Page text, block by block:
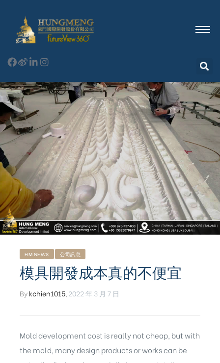
HM NEWS 公司訊息
模具開發成本真的不便宜
Bykchien1015 2022 年 3 月 7 日
Mold development cost is really not cheap, but with
the mold, many design products or works can be